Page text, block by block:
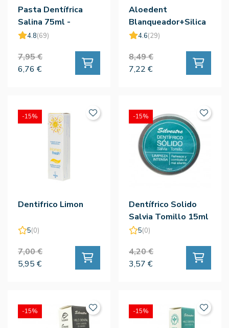
Pasta Dentífrica
Salina 75ml -
Weleda
4.8(69)
7,95 €
6,76 €
Aloedent
Blanqueador+Silica
100ml
4.6(29)
8,49 €
7,22 €
Dentifrico Limon
5(0)
7,00 €
5,95 €
-15%
Dentífrico Solido
Salvia Tomillo 15ml
Verde - Silvestre
5(0)
4,20 €
3,57 €
-15%
-15% -15%